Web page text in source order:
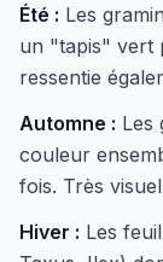
Été : Les
un "tapis" vert
ressentie
Automne : Les
couleur
fois. Très
Hiver : Les